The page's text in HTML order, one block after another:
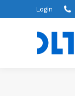
Login